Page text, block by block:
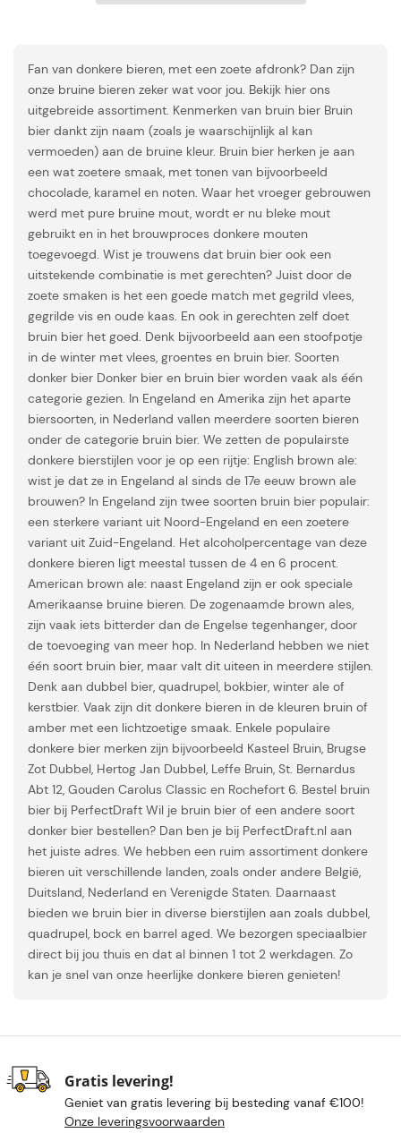
Fan van donkere bieren, met een zoete afdronk? Dan zijn
onze bruine bieren zeker wat voor jou. Bekijk hier ons
uitgebreide assortiment. Kenmerken van bruin bier Bruin
bier dankt zijn naam (zoals je waarschijnlijk al kan
vermoeden) aan de bruine kleur. Bruin bier herken je aan
een wat zoetere smaak, met tonen van bijvoorbeeld
chocolade, karamel en noten. Waar het vroeger gebrouwen
werd met pure bruine mout, wordt er nu bleke mout
gebruikt en in het brouwproces donkere mouten
toegevoegd. Wist je trouwens dat bruin bier ook een
uitstekende combinatie is met gerechten? Juist door de
zoete smaken is het een goede match met gegrild vlees,
gegrilde vis en oude kaas. En ook in gerechten zelf doet
bruin bier het goed. Denk bijvoorbeeld aan een stoofpotje
in de winter met vlees, groentes en bruin bier. Soorten
donker bier Donker bier en bruin bier worden vaak als één
categorie gezien. In Engeland en Amerika zijn het aparte
biersoorten, in Nederland vallen meerdere soorten bieren
onder de categorie bruin bier. We zetten de populairste
donkere bierstijlen voor je op een rijtje: English brown ale:
wist je dat ze in Engeland al sinds de 17e eeuw brown ale
brouwen? In Engeland zijn twee soorten bruin bier populair:
een sterkere variant uit Noord-Engeland en een zoetere
variant uit Zuid-Engeland. Het alcoholpercentage van deze
donkere bieren ligt meestal tussen de 4 en 6 procent.
American brown ale: naast Engeland zijn er ook speciale
Amerikaanse bruine bieren. De zogenaamde brown ales,
zijn vaak iets bitterder dan de Engelse tegenhanger, door
de toevoeging van meer hop. In Nederland hebben we niet
één soort bruin bier, maar valt dit uiteen in meerdere stijlen.
Denk aan dubbel bier, quadrupel, bokbier, winter ale of
kerstbier. Vaak zijn dit donkere bieren in de kleuren bruin of
amber met een lichtzoetige smaak. Enkele populaire
donkere bier merken zijn bijvoorbeeld Kasteel Bruin, Brugse
Zot Dubbel, Hertog Jan Dubbel, Leffe Bruin, St. Bernardus
Abt 12, Gouden Carolus Classic en Rochefort 6. Bestel bruin
bier bij PerfectDraft Wil je bruin bier of een andere soort
donker bier bestellen? Dan ben je bij PerfectDraft.nl aan
het juiste adres. We hebben een ruim assortiment donkere
bieren uit verschillende landen, zoals onder andere België,
Duitsland, Nederland en Verenigde Staten. Daarnaast
bieden we bruin bier in diverse bierstijlen aan zoals dubbel,
quadrupel, bock en barrel aged. We bezorgen speciaalbier
direct bij jou thuis en dat al binnen 1 tot 2 werkdagen. Zo
kan je snel van onze heerlijke donkere bieren genieten!
Gratis levering!
Geniet van gratis levering bij besteding vanaf €100!
Onze leveringsvoorwaarden